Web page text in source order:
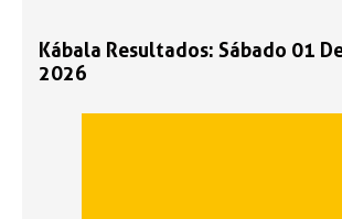
Kábala Resultados: Sábado 01
2026